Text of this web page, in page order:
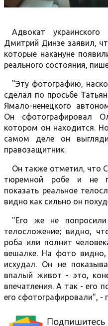
Адвокат
Дмитрий Динзе заявил,
которые накануне
реального состояния,
"Эту фотографию,
сделал по просьбе
Ямало-ненецкого
Он сфотографировал
котором он находится.
самом деле он
правозащитник.
Он также отметил, что
тюремной робе и не
показать реальное
видно как сильно он
"Его же не попросили
телосложение; видно,
роба или полнит
вешалке. На фото
исхудал. Он не
впалый живот - это,
впечатления. А так - его
его сфотографировали", -